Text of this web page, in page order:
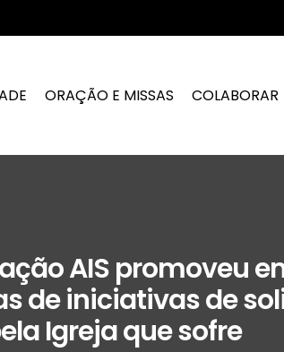
ORAÇÃO E MISSAS COLABORAR
AIS promoveu
de iniciativas de
Igreja que sofre